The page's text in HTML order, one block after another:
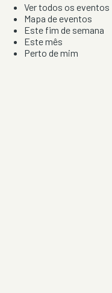
Ver todos os eventos
Mapa de eventos
Este fim de semana
Este mês
Perto de mim